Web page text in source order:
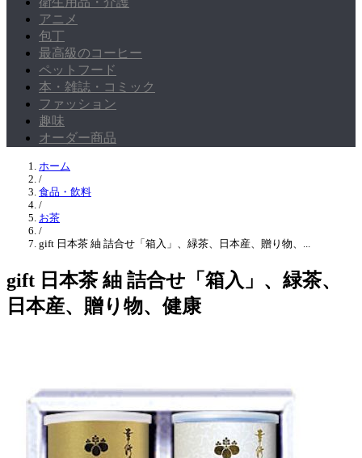
アニメ
包丁
最高級のコーヒー
ペットフード
本・雑誌・コミック
ファッション
趣味
オーダー商品
ホーム
/
食品・飲料
/
お茶
/
gift 日本茶 紬 詰合せ「箱入」、緑茶、日本産、贈り物、...
gift 日本茶 紬 詰合せ「箱入」、緑茶、
日本産、贈り物、健康